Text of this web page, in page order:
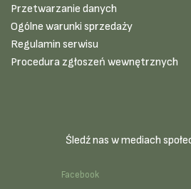
Przetwarzanie danych
Ogólne warunki sprzedaży
Regulamin serwisu
Procedura zgłoszeń wewnętrznych
Śledź nas w mediach
Facebook